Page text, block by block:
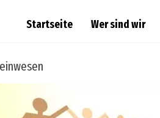
Startseite Wer sind wir